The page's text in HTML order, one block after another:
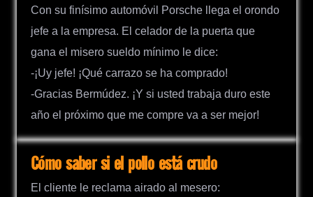
Con su finísimo automóvil Porsche llega el orondo
jefe a la empresa. El celador de la puerta que
gana el misero sueldo mínimo le dice:
-¡Uy jefe! ¡Qué carrazo se ha comprado!
-Gracias Bermúdez. ¡Y si usted trabaja duro este
año el próximo que me compre va a ser mejor!
Cómo saber si el pollo está crudo
El cliente le reclama airado al mesero: